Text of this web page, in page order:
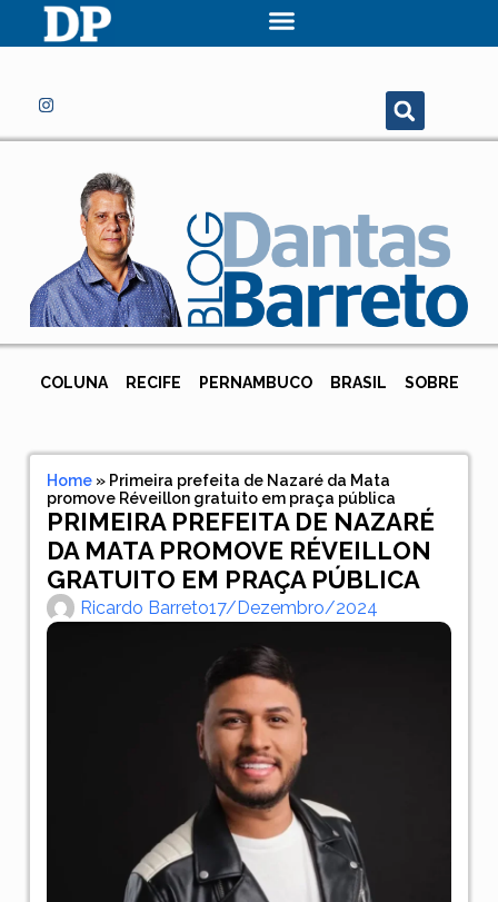
COLUNA RECIFE PERNAMBUCO BRASIL SOBRE
Home» Primeira prefeita de Nazaré da Mata
promove Réveillon gratuito em praça pública
PRIMEIRA PREFEITA DE NAZARÉ
DA MATA PROMOVE RÉVEILLON
GRATUITO EM PRAÇA PÚBLICA
Ricardo Barreto17/dezembro/2024